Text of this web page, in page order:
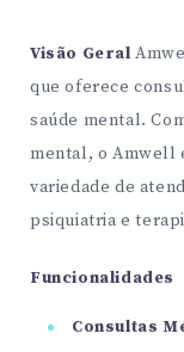
Visão Geral
que oferece
saúde mental.
mental, o Amwell
variedade de
psiquiatria e
Funcionalidades
Consultas